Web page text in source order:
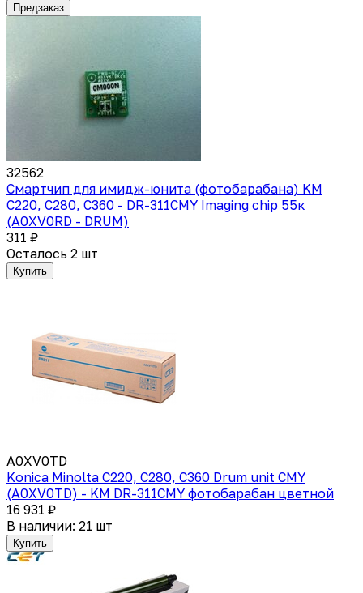
Предзаказ
32562
Смартчип для имидж-юнита (фотобарабана) KM
C220, C280, C360 - DR-311CMY Imaging chip 55к
(A0XV0RD - DRUM)
311 ₽
Осталось 2 шт
Купить
A0XV0TD
Konica Minolta C220, C280, C360 Drum unit CMY
(A0XV0TD) - KM DR-311CMY фотобарабан цветной
16 931 ₽
В наличии: 21 шт
Купить